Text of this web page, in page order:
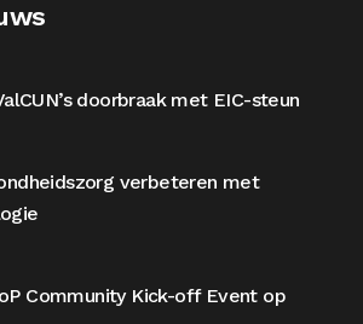
doorbraak met EIC-steun
verbeteren met
Community Kick-off Event op